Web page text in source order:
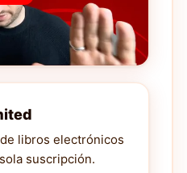
libros electrónicos
suscripción.